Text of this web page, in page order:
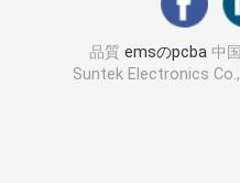
品質emsのpcba 中
Suntek Electronics